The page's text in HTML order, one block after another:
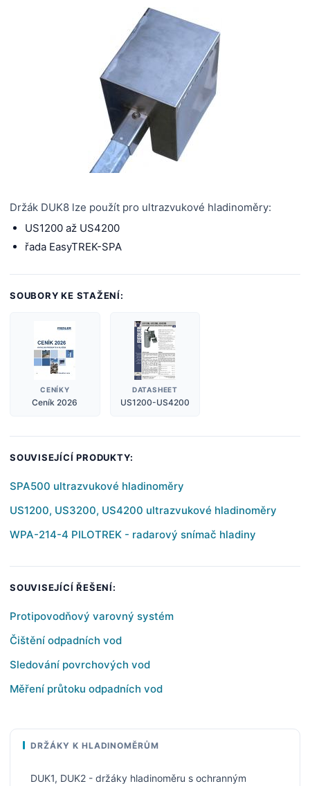
Držák DUK8 lze použít pro ultrazvukové hladinoměry:
US1200 až US4200
řada EasyTREK-SPA
SOUBORY KE STAŽENÍ:
CENÍKY
Ceník 2026
DATASHEET
US1200-US4200
SOUVISEJÍCÍ PRODUKTY:
SPA500 ultrazvukové hladinoměry
US1200, US3200, US4200 ultrazvukové hladinoměry
WPA-214-4 PILOTREK - radarový snímač hladiny
SOUVISEJÍCÍ ŘEŠENÍ:
Protipovodňový varovný systém
Čištění odpadních vod
Sledování povrchových vod
Měření průtoku odpadních vod
DRŽÁKY K HLADINOMĚRŮM
DUK1, DUK2 - držáky hladinoměru s ochranným